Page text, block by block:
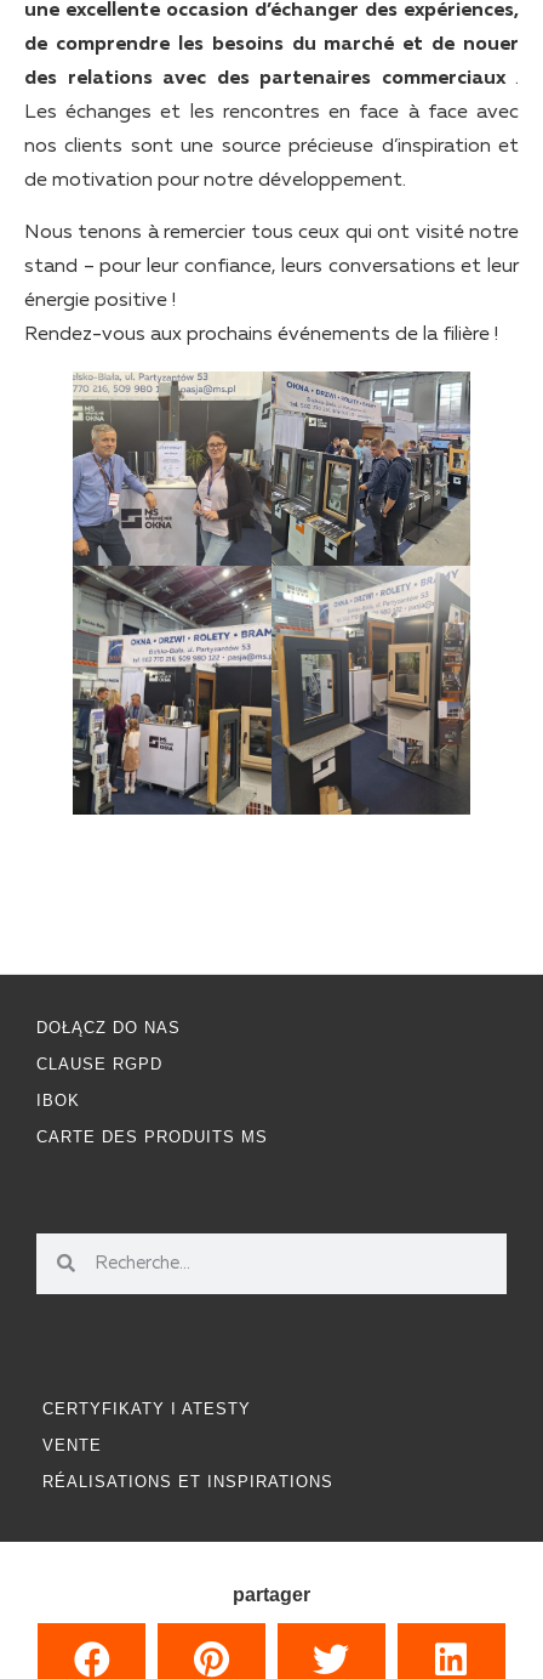
une excellente occasion d’échanger des expériences,
de comprendre les besoins du marché et de nouer
des relations avec des partenaires commerciaux.
Les échanges et les rencontres en face à face avec
nos clients sont une source précieuse d’inspiration et
de motivation pour notre développement.
Nous tenons à remercier tous ceux qui ont visité notre
stand – pour leur confiance, leurs conversations et leur
énergie positive !
Rendez-vous aux prochains événements de la filière !
DOŁĄCZ DO NAS
CLAUSE RGPD
IBOK
CARTE DES PRODUITS MS
CERTYFIKATY I ATESTY
VENTE
RÉALISATIONS ET INSPIRATIONS
partager